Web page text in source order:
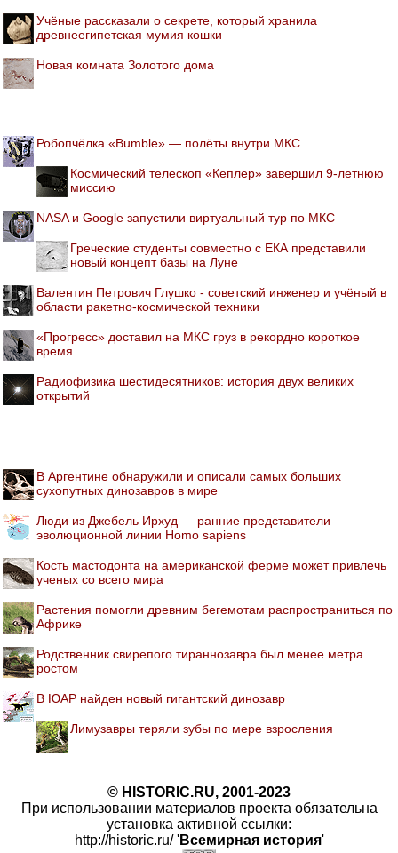
Учёные рассказали о секрете, который хранила
древнеегипетская мумия кошки
Новая комната Золотого дома
Робопчёлка «Bumble» — полёты внутри МКС
Космический телескоп «Кеплер» завершил 9-летнюю
миссию
NASA и Google запустили виртуальный тур по МКС
Греческие студенты совместно с ЕКА представили
новый концепт базы на Луне
Валентин Петрович Глушко - советский инженер и учёный в
области ракетно-космической техники
«Прогресс» доставил на МКС груз в рекордно короткое
время
Радиофизика шестидесятников: история двух великих
открытий
В Аргентине обнаружили и описали самых больших
сухопутных динозавров в мире
Люди из Джебель Ирхуд — ранние представители
эволюционной линии Homo sapiens
Кость мастодонта на американской ферме может привлечь
ученых со всего мира
Растения помогли древним бегемотам распространиться по
Африке
Родственник свирепого тираннозавра был менее метра
ростом
В ЮАР найден новый гигантский динозавр
Лимузавры теряли зубы по мере взросления
© HISTORIC.RU, 2001-2023
При использовании материалов проекта обязательна
установка активной ссылки:
http://historic.ru/ 'Всемирная история'